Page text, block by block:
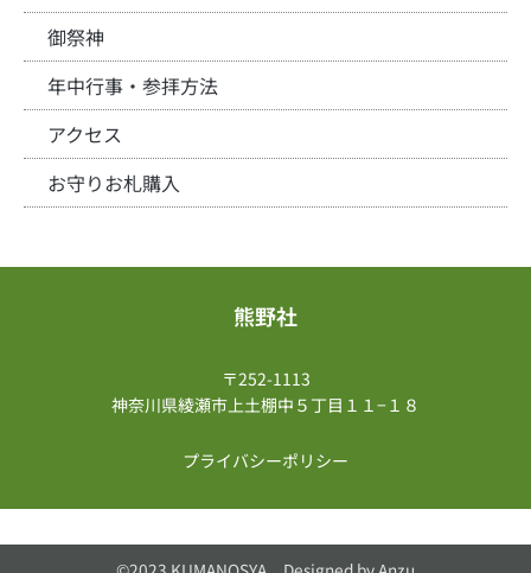
御祭神
年中行事・参拝方法
アクセス
お守りお札購入
熊野社
〒252-1113
神奈川県綾瀬市上土棚中５丁目１１−１８
プライバシーポリシー